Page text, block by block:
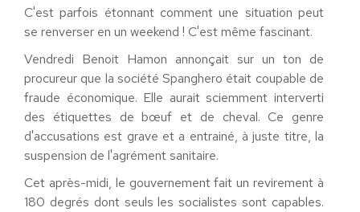
C'est parfois étonnant comment une situation peut
se renverser en un weekend ! C'est même fascinant.
Vendredi Benoit Hamon annonçait sur un ton de
procureur que la société Spanghero était coupable de
fraude économique. Elle aurait sciemment interverti
des étiquettes de bœuf et de cheval. Ce genre
d'accusations est grave et a entrainé, à juste titre, la
suspension de l'agrément sanitaire.
Cet après-midi, le gouvernement fait un revirement à
180 degrés dont seuls les socialistes sont capables.